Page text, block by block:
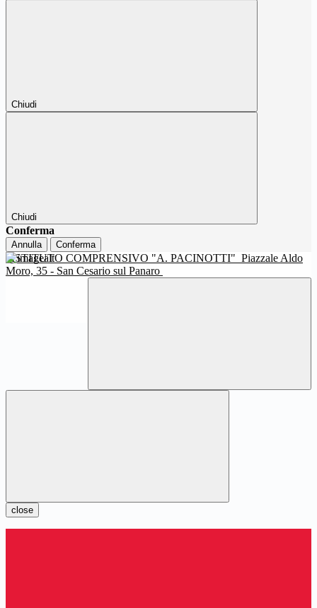
Chiudi
Chiudi
Conferma
Annulla Conferma
ISTITUTO COMPRENSIVO "A. PACINOTTI" Piazzale Aldo
Moro, 35 - San Cesario sul Panaro
close